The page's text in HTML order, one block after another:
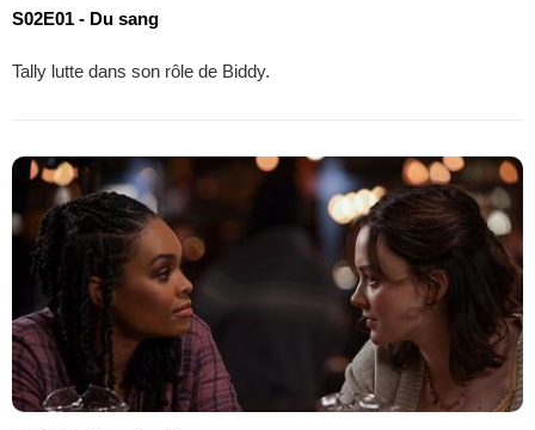
S02E01 - Du sang
Tally lutte dans son rôle de Biddy.